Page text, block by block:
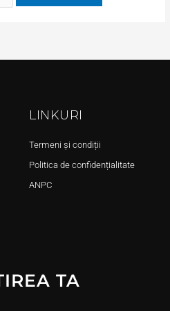
LINKURI
Termeni și condiții
Politica de confidențialitate
ANPC
TA